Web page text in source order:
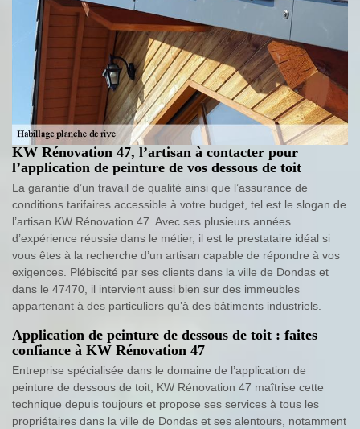
KW Rénovation 47, l’artisan à contacter pour
l’application de peinture de vos dessous de toit
La garantie d’un travail de qualité ainsi que l’assurance de
conditions tarifaires accessible à votre budget, tel est le slogan de
l’artisan KW Rénovation 47. Avec ses plusieurs années
d’expérience réussie dans le métier, il est le prestataire idéal si
vous êtes à la recherche d’un artisan capable de répondre à vos
exigences. Plébiscité par ses clients dans la ville de Dondas et
dans le 47470, il intervient aussi bien sur des immeubles
appartenant à des particuliers qu’à des bâtiments industriels.
Application de peinture de dessous de toit : faites
confiance à KW Rénovation 47
Entreprise spécialisée dans le domaine de l’application de
peinture de dessous de toit, KW Rénovation 47 maîtrise cette
technique depuis toujours et propose ses services à tous les
propriétaires dans la ville de Dondas et ses alentours, notamment